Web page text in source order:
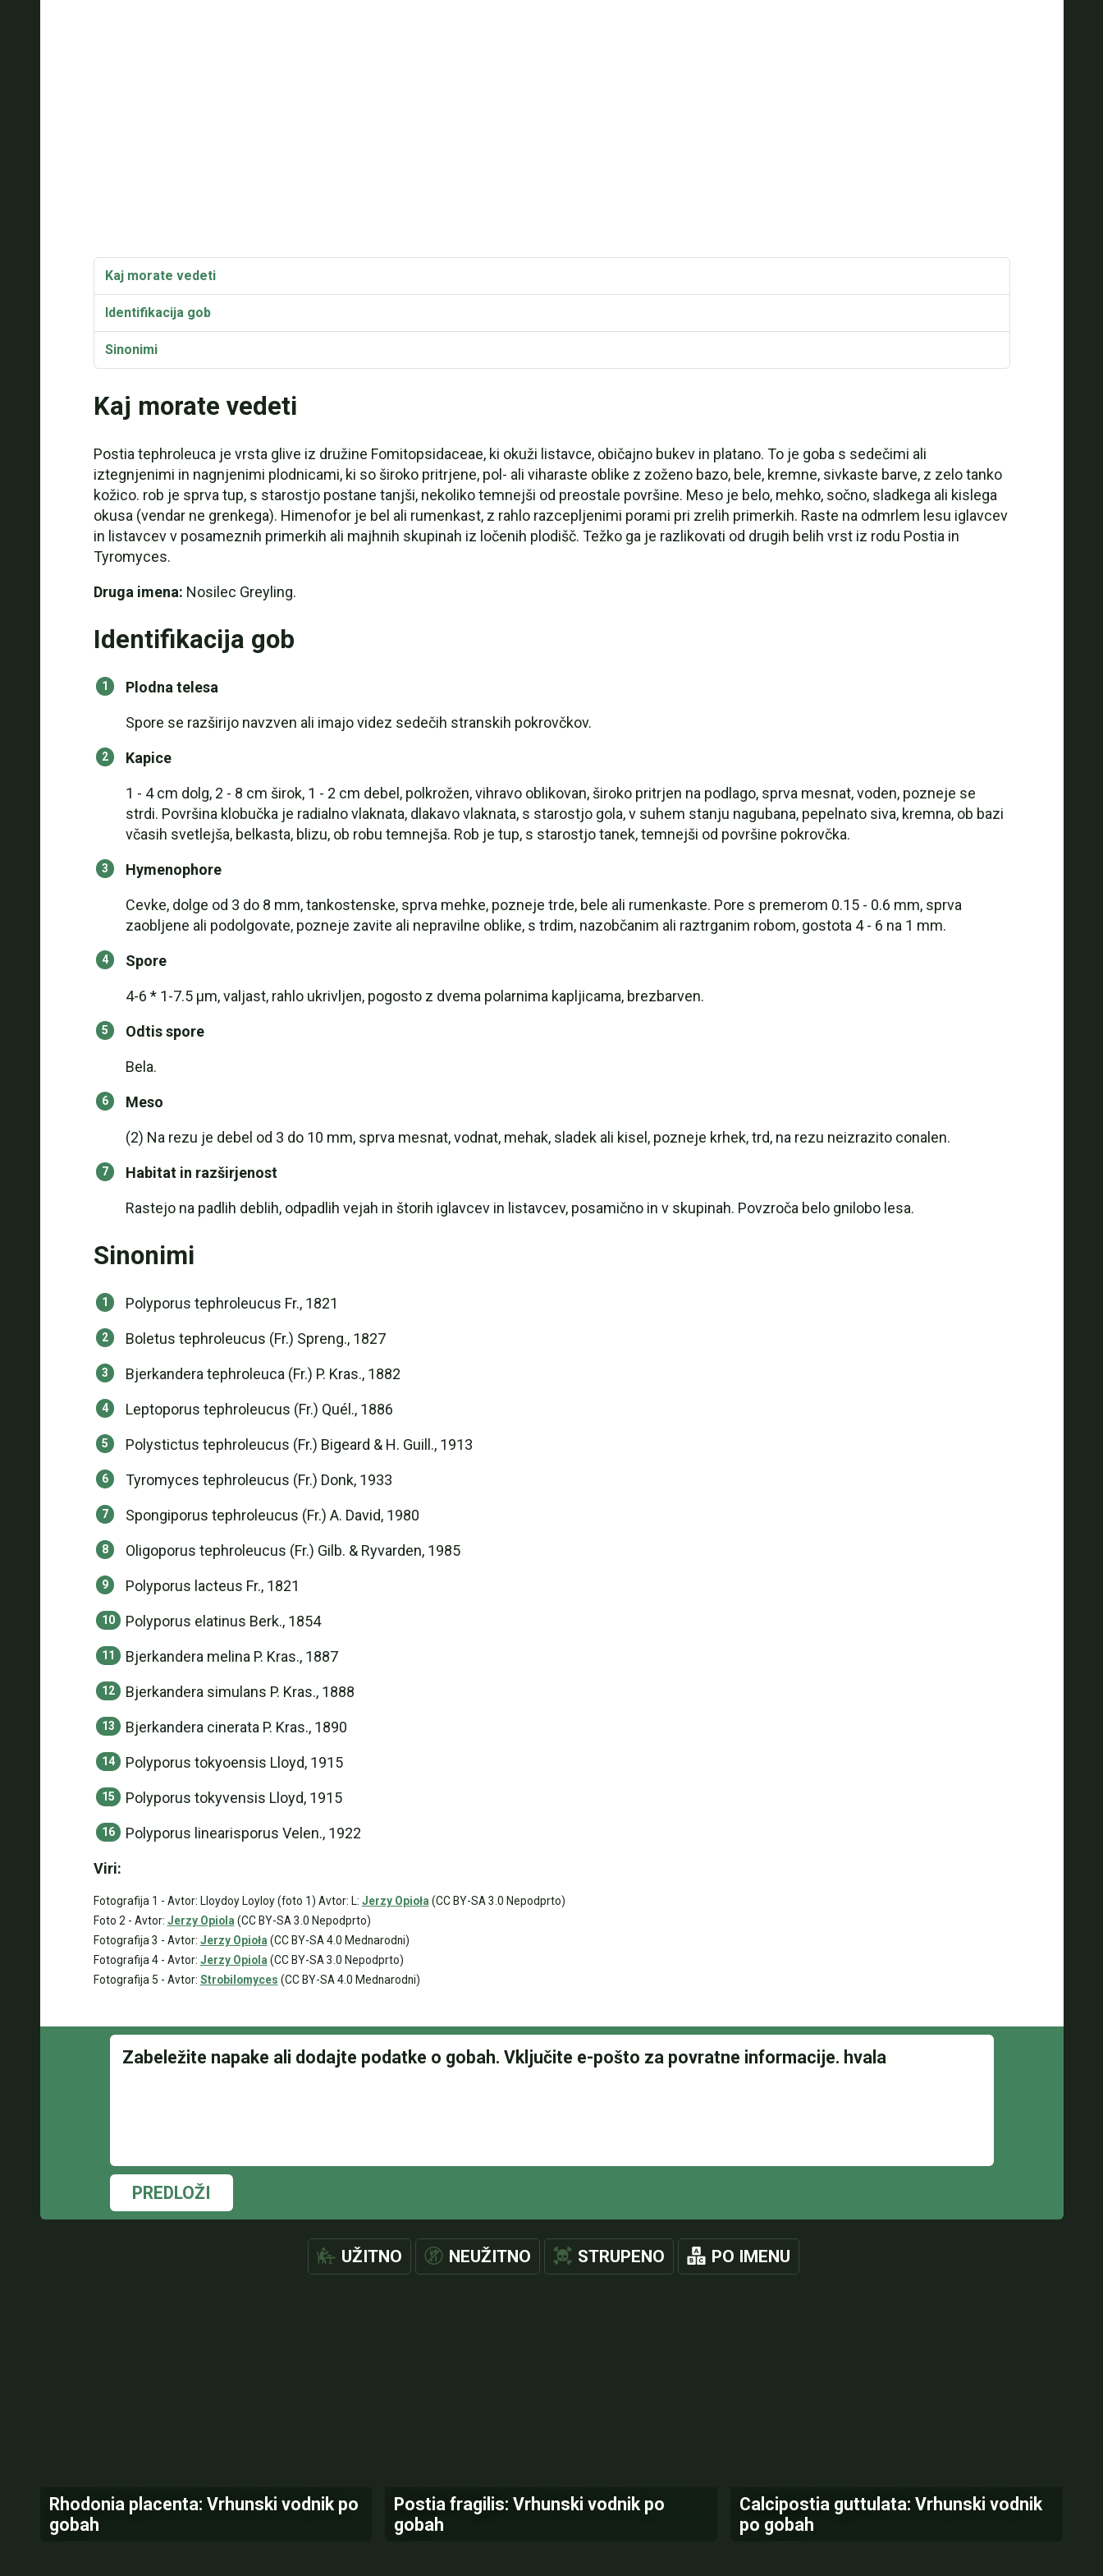
Kaj morate vedeti
Identifikacija gob
Sinonimi
Kaj morate vedeti
Postia tephroleuca je vrsta glive iz družine Fomitopsidaceae, ki okuži listavce, običajno bukev in platano. To je goba s sedečimi ali
iztegnjenimi in nagnjenimi plodnicami, ki so široko pritrjene, pol- ali viharaste oblike z zoženo bazo, bele, kremne, sivkaste barve, z zelo tanko
kožico. rob je sprva tup, s starostjo postane tanjši, nekoliko temnejši od preostale površine. Meso je belo, mehko, sočno, sladkega ali kislega
okusa (vendar ne grenkega). Himenofor je bel ali rumenkast, z rahlo razcepljenimi porami pri zrelih primerkih. Raste na odmrlem lesu iglavcev
in listavcev v posameznih primerkih ali majhnih skupinah iz ločenih plodišč. Težko ga je razlikovati od drugih belih vrst iz rodu Postia in
Tyromyces.
Druga imena: Nosilec Greyling.
Identifikacija gob
Plodna telesa
Spore se razširijo navzven ali imajo videz sedečih stranskih pokrovčkov.
Kapice
1 - 4 cm dolg, 2 - 8 cm širok, 1 - 2 cm debel, polkrožen, vihravo oblikovan, široko pritrjen na podlago, sprva mesnat, voden, pozneje se
strdi. Površina klobučka je radialno vlaknata, dlakavo vlaknata, s starostjo gola, v suhem stanju nagubana, pepelnato siva, kremna, ob bazi
včasih svetlejša, belkasta, blizu, ob robu temnejša. Rob je tup, s starostjo tanek, temnejši od površine pokrovčka.
Hymenophore
Cevke, dolge od 3 do 8 mm, tankostenske, sprva mehke, pozneje trde, bele ali rumenkaste. Pore s premerom 0.15 - 0.6 mm, sprva
zaobljene ali podolgovate, pozneje zavite ali nepravilne oblike, s trdim, nazobčanim ali raztrganim robom, gostota 4 - 6 na 1 mm.
Spore
4-6 * 1-7.5 μm, valjast, rahlo ukrivljen, pogosto z dvema polarnima kapljicama, brezbarven.
Odtis spore
Bela.
Meso
(2) Na rezu je debel od 3 do 10 mm, sprva mesnat, vodnat, mehak, sladek ali kisel, pozneje krhek, trd, na rezu neizrazito conalen.
Habitat in razširjenost
Rastejo na padlih deblih, odpadlih vejah in štorih iglavcev in listavcev, posamično in v skupinah. Povzroča belo gnilobo lesa.
Sinonimi
Polyporus tephroleucus Fr., 1821
Boletus tephroleucus (Fr.) Spreng., 1827
Bjerkandera tephroleuca (Fr.) P. Kras., 1882
Leptoporus tephroleucus (Fr.) Quél., 1886
Polystictus tephroleucus (Fr.) Bigeard & H. Guill., 1913
Tyromyces tephroleucus (Fr.) Donk, 1933
Spongiporus tephroleucus (Fr.) A. David, 1980
Oligoporus tephroleucus (Fr.) Gilb. & Ryvarden, 1985
Polyporus lacteus Fr., 1821
Polyporus elatinus Berk., 1854
Bjerkandera melina P. Kras., 1887
Bjerkandera simulans P. Kras., 1888
Bjerkandera cinerata P. Kras., 1890
Polyporus tokyoensis Lloyd, 1915
Polyporus tokyvensis Lloyd, 1915
Polyporus linearisporus Velen., 1922
Viri:
Fotografija 1 - Avtor: Lloydoy Loyloy (foto 1) Avtor: L: Jerzy Opioła (CC BY-SA 3.0 Nepodprto)
Foto 2 - Avtor: Jerzy Opiola (CC BY-SA 3.0 Nepodprto)
Fotografija 3 - Avtor: Jerzy Opioła (CC BY-SA 4.0 Mednarodni)
Fotografija 4 - Avtor: Jerzy Opiola (CC BY-SA 3.0 Nepodprto)
Fotografija 5 - Avtor: Strobilomyces (CC BY-SA 4.0 Mednarodni)
PREDLOŽI
UŽITNO NEUŽITNO STRUPENO PO IMENU
Rhodonia placenta: Vrhunski vodnik po
gobah
Postia fragilis: Vrhunski vodnik po
gobah
Calcipostia guttulata: Vrhunski vodnik
po gobah